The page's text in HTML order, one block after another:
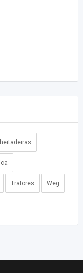
Tratores Weg